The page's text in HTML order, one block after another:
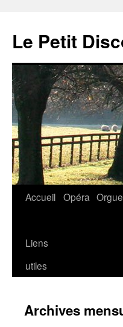
contenu
Le Petit
Accueil Opéra Orgue
Liens
utiles
Archives